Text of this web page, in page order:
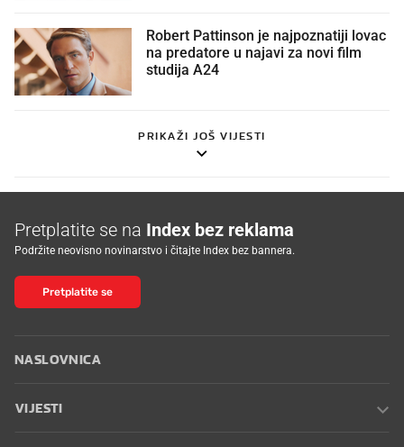
Robert Pattinson je najpoznatiji lovac
na predatore u najavi za novi film
studija A24
PRIKAŽI JOŠ VIJESTI
Pretplatite se na Index bez reklama
Podržite neovisno novinarstvo i čitajte Index bez bannera.
Pretplatite se
NASLOVNICA
VIJESTI